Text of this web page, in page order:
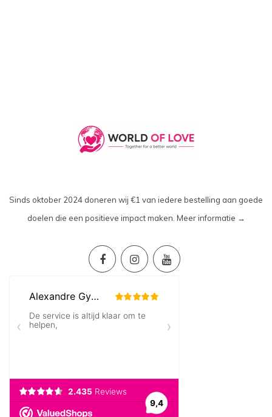
Sinds oktober 2024 doneren wij €1 van iedere bestelling aan goede
doelen die een positieve impact maken. Meer informatie →